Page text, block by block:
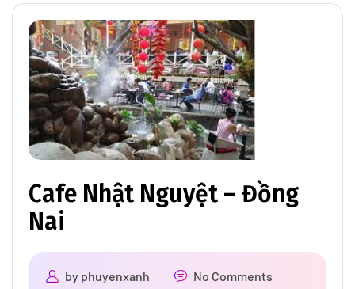
Cafe Nhật Nguyệt – Đồng
Nai
by phuyenxanh
No Comments